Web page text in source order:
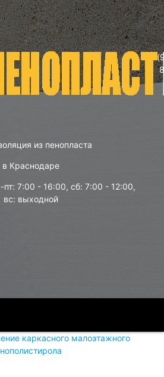
из пенопласта
в Краснодаре
7:00 - 16:00, сб: 7:00 - 12:00,
вс: выходной
каркасного малоэтажного